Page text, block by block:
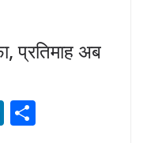
प्रतिमाह अब
Li